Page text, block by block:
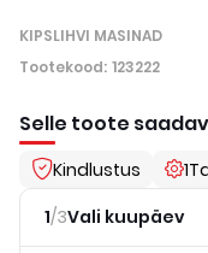
KIPSLIHVI MASINAD
Tootekood: 123222
Selle toote
Kindlustus 1
1/3Vali kuupäev